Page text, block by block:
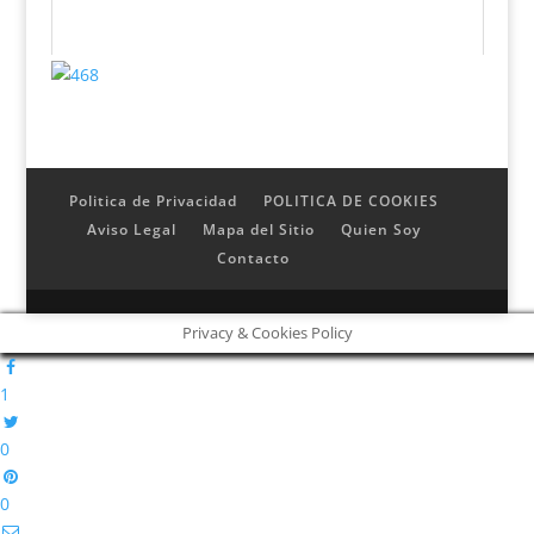
Politica de Privacidad
POLITICA DE COOKIES
Aviso Legal
Mapa del Sitio
Quien Soy
Contacto
Privacy & Cookies Policy
1
0
0